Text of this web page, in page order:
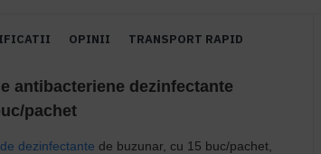
OPINII TRANSPORT RAPID
antibacteriene dezinfectante
pachet
dezinfectante de buzunar, cu 15 buc/pachet,